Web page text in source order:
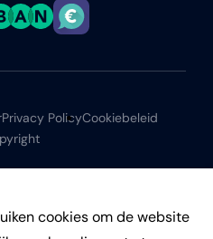
cookies om de website
Privacy PolicyCookiebeleid